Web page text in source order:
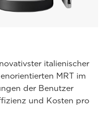
italienischer
MRT im
der Benutzer
und Kosten pro